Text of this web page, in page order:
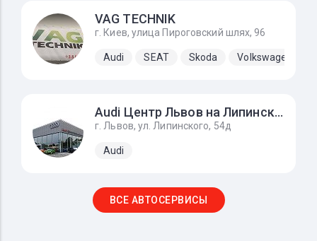
VAG TECHNIK
г. Киев, улица Пироговский шлях, 96
Audi SEAT Skoda Volkswagen
Audi Центр Львов на Липинского
г. Львов, ул. Липинского, 54д
Audi
ВСЕ АВТОСЕРВИСЫ